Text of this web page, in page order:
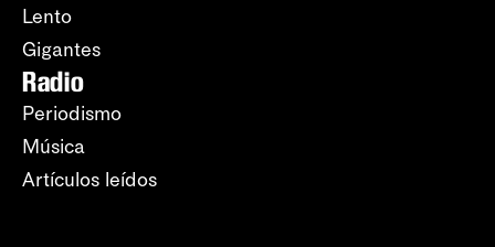
Lento
Gigantes
Radio
Periodismo
Música
Artículos leídos